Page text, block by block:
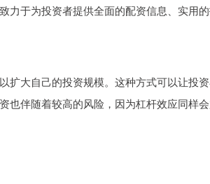
于为投资者提供全面的配资信息、实用的
扩大自己的投资规模。这种方式可以让投
也伴随着较高的风险，因为杠杆效应同样